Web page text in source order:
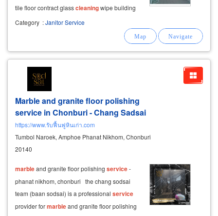
tile floor contract glasscleaningwipe building
glass, car showroom glass, both inside and
Category :Janitor Service
Marble and granite floor polishing
service in Chonburi - Chang Sadsai
https://www.รับฟื้นฟูหินเก่า.com
Tumbol Naroek, Amphoe Phanat Nikhom, Chonburi
20140
marbleand granite floor polishing service-
phanat nikhom, chonburi the chang sodsai
team (baan sodsai) is a professional service
provider formarbleand granite floor polishing